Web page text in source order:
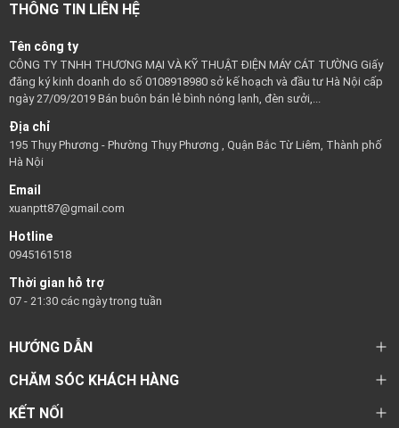
THÔNG TIN LIÊN HỆ
Tên công ty
CÔNG TY TNHH THƯƠNG MẠI VÀ KỸ THUẬT ĐIỆN MÁY CÁT TƯỜNG Giấy
đăng ký kinh doanh do số 0108918980 sở kế hoạch và đầu tư Hà Nội cấp
ngày 27/09/2019 Bán buôn bán lẻ bình nóng lạnh, đèn sưởi,...
Địa chỉ
195 Thụy Phương - Phường Thụy Phương , Quận Bắc Từ Liêm, Thành phố
Hà Nội
Email
xuanptt87@gmail.com
Hotline
0945161518
Thời gian hỗ trợ
07 - 21:30 các ngày trong tuần
HƯỚNG DẪN
CHĂM SÓC KHÁCH HÀNG
KẾT NỐI